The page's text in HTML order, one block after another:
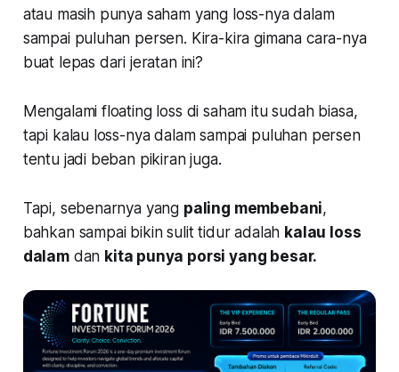
atau masih punya saham yang loss-nya dalam
sampai puluhan persen. Kira-kira gimana cara-nya
buat lepas dari jeratan ini?
Mengalami floating loss di saham itu sudah biasa,
tapi kalau loss-nya dalam sampai puluhan persen
tentu jadi beban pikiran juga.
Tapi, sebenarnya yang paling membebani,
bahkan sampai bikin sulit tidur adalah kalau loss
dalamdan kita punya porsi yang besar.